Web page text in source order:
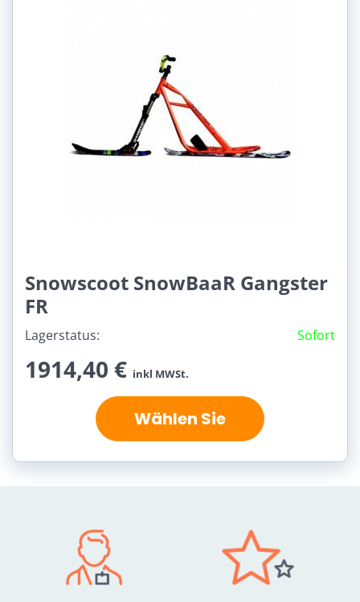
Snowscoot SnowBaaR Gangster
FR
Lagerstatus: Sofort
1914,40 € inkl MWSt.
Wählen Sie